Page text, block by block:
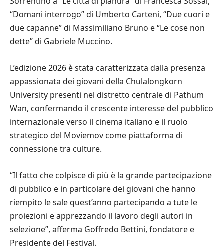
“Domani interrogo” di Umberto Carteni, “Due cuori e
due capanne” di Massimiliano Bruno e “Le cose non
dette” di Gabriele Muccino.
L’edizione 2026 è stata caratterizzata dalla presenza
appassionata dei giovani della Chulalongkorn
University presenti nel distretto centrale di Pathum
Wan, confermando il crescente interesse del pubblico
internazionale verso il cinema italiano e il ruolo
strategico del Moviemov come piattaforma di
connessione tra culture.
“Il fatto che colpisce di più è la grande partecipazione
di pubblico e in particolare dei giovani che hanno
riempito le sale quest’anno partecipando a tute le
proiezioni e apprezzando il lavoro degli autori in
selezione”, afferma Goffredo Bettini, fondatore e
Presidente del Festival.